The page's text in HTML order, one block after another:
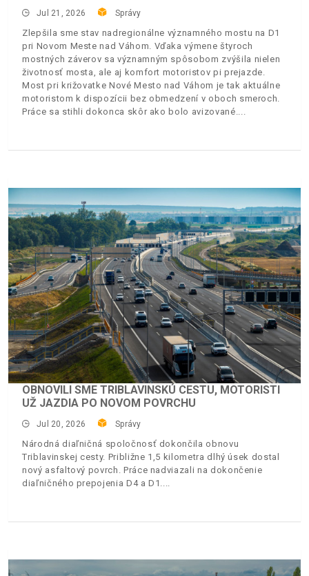
Jul 21, 2026 Správy
Zlepšila sme stav nadregionálne významného mostu na D1
pri Novom Meste nad Váhom. Vďaka výmene štyroch
mostných záverov sa významným spôsobom zvýšila nielen
životnosť mosta, ale aj komfort motoristov pi prejazde.
Most pri križovatke Nové Mesto nad Váhom je tak aktuálne
motoristom k dispozícii bez obmedzení v oboch smeroch.
Práce sa stihli dokonca skôr ako bolo avizované.
OBNOVILI SME TRIBLAVINSKÚ CESTU, MOTORISTI
UŽ JAZDIA PO NOVOM POVRCHU
Jul 20, 2026 Správy
Národná diaľničná spoločnosť dokončila obnovu
Triblavinskej cesty. Približne 1,5 kilometra dlhý úsek dostal
nový asfaltový povrch. Práce nadviazali na dokončenie
diaľničného prepojenia D4 a D1.